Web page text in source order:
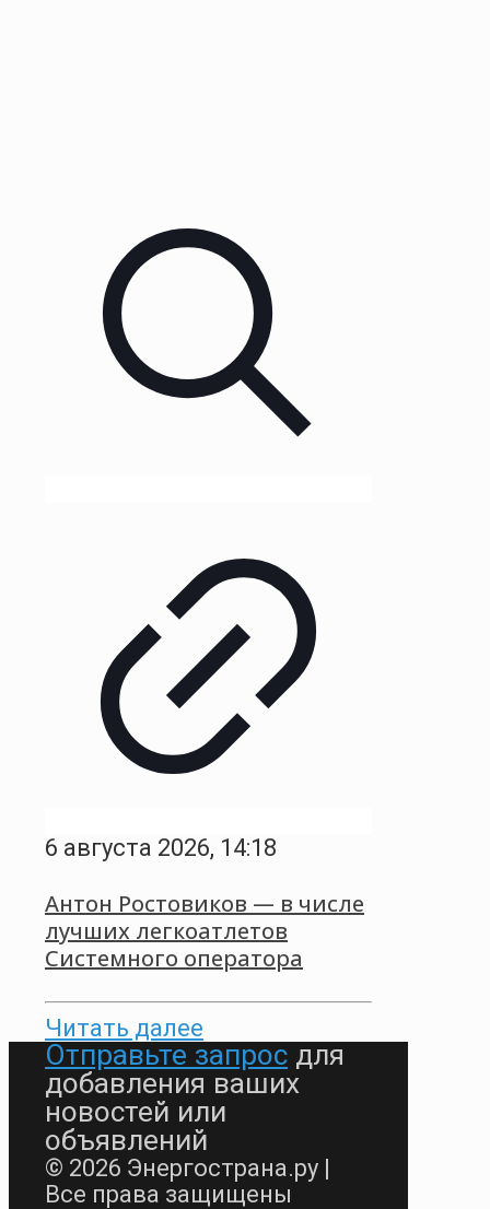
6 августа 2026, 14:18
Антон Ростовиков — в числе
лучших легкоатлетов
Системного оператора
Читать далее
Отправьте запрос для
добавления ваших
новостей или
объявлений
© 2026 Энергострана.ру |
Все права защищены